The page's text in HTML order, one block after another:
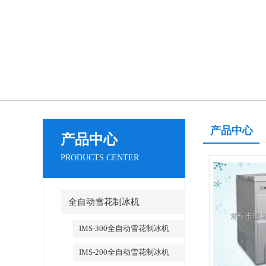
产品中心
PRODUCTS CENTER
全自动雪花制冰机
IMS-300全自动雪花制冰机
IMS-200全自动雪花制冰机
产品中心